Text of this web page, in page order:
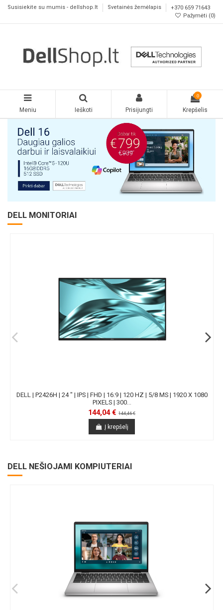
Susisiekite su mumis - dellshop.lt Svetainės žemėlapis
+370 659 71643
Pažymėti (0)
Meniu Ieškoti Prisijungti
0
Krepšelis
DELL MONITORIAI
DELL | P2426H | 24 " | IPS | FHD | 16:9 | 120 HZ | 5/8 MS | 1920 X 1080
PIXELS | 300...
144,04 € 144,46 €
Į krepšelį
DELL NEŠIOJAMI KOMPIUTERIAI